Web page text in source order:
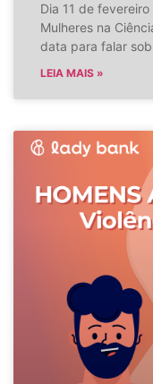
Dia 11 de
Mulheres na
data para falar
LEIA MAIS »